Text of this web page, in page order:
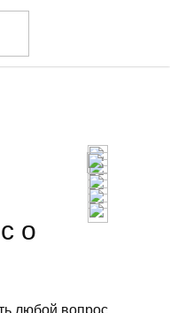
о
любой вопрос